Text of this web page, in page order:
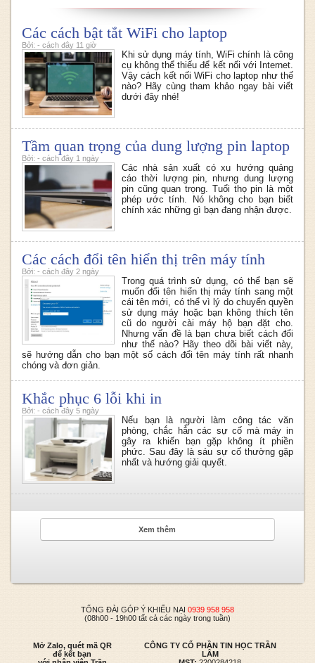
Các cách bật tắt WiFi cho laptop
Bởi: - cách đây 11 giờ
Khi sử dụng máy tính, WiFi chính là công
cụ không thể thiếu để kết nối với Internet.
Vậy cách kết nối WiFi cho laptop như thế
nào? Hãy cùng tham khảo ngay bài viết
dưới đây nhé!
Tầm quan trọng của dung lượng pin laptop
Bởi: - cách đây 1 ngày
Các nhà sản xuất có xu hướng quảng
cáo thời lượng pin, nhưng dung lượng
pin cũng quan trọng. Tuổi thọ pin là một
phép ước tính. Nó không cho bạn biết
chính xác những gì bạn đang nhận được.
Các cách đổi tên hiển thị trên máy tính
Bởi: - cách đây 2 ngày
Trong quá trình sử dụng, có thể bạn sẽ
muốn đổi tên hiển thị máy tính sang một
cái tên mới, có thể vì lý do chuyển quyền
sử dụng máy hoặc bạn không thích tên
cũ do người cài máy hộ bạn đặt cho.
Nhưng vấn đề là bạn chưa biết cách đổi
như thế nào? Hãy theo dõi bài viết này,
sẽ hướng dẫn cho bạn một số cách đổi tên máy tính rất nhanh
chóng và đơn giản.
Khắc phục 6 lỗi khi in
Bởi: - cách đây 5 ngày
Nếu bạn là người làm công tác văn
phòng, chắc hẳn các sự cố mà máy in
gây ra khiến bạn gặp không ít phiền
phức. Sau đây là sáu sự cố thường gặp
nhất và hướng giải quyết.
Xem thêm
TỔNG ĐÀI GÓP Ý KHIẾU NẠI 0939 958 958
(08h00 - 19h00 tất cả các ngày trong tuần)
Mở Zalo, quét mã QR
để kết bạn
CÔNG TY CỔ PHẦN TIN HỌC TRẦN
LÂM